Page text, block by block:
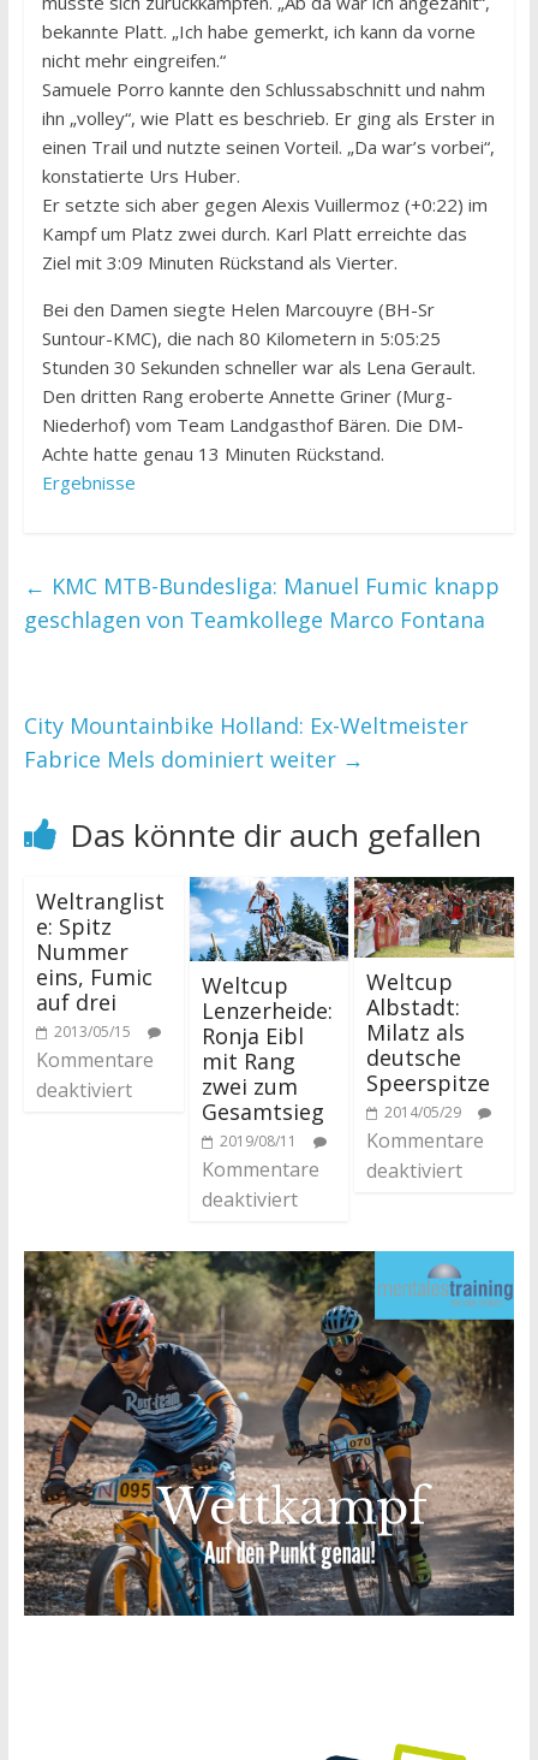
bekannte Platt. „Ich habe gemerkt, ich kann da vorne
nicht mehr eingreifen.“
Samuele Porro kannte den Schlussabschnitt und nahm
ihn „volley“, wie Platt es beschrieb. Er ging als Erster in
einen Trail und nutzte seinen Vorteil. „Da war’s vorbei“,
konstatierte Urs Huber.
Er setzte sich aber gegen Alexis Vuillermoz (+0:22) im
Kampf um Platz zwei durch. Karl Platt erreichte das
Ziel mit 3:09 Minuten Rückstand als Vierter.
Bei den Damen siegte Helen Marcouyre (BH-Sr
Suntour-KMC), die nach 80 Kilometern in 5:05:25
Stunden 30 Sekunden schneller war als Lena Gerault.
Den dritten Rang eroberte Annette Griner (Murg-
Niederhof) vom Team Landgasthof Bären. Die DM-
Achte hatte genau 13 Minuten Rückstand.
Ergebnisse
← KMC MTB-Bundesliga: Manuel Fumic knapp
geschlagen von Teamkollege Marco Fontana
City Mountainbike Holland: Ex-Weltmeister
Fabrice Mels dominiert weiter →
Das könnte dir auch gefallen
Weltranglist
e: Spitz
Nummer
eins, Fumic
auf drei
2013/05/15
Kommentare
deaktiviert
Weltcup
Lenzerheide:
Ronja Eibl
mit Rang
zwei zum
Gesamtsieg
2019/08/11
Kommentare
deaktiviert
Weltcup
Albstadt:
Milatz als
deutsche
Speerspitze
2014/05/29
Kommentare
deaktiviert